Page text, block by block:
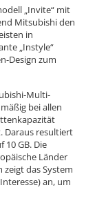
„Invite“ mit
Mitsubishi den
in
„Instyle“
Design zum
Multi-
bei allen
Daraus resultiert
GB. Die
Länder
das System
an, um